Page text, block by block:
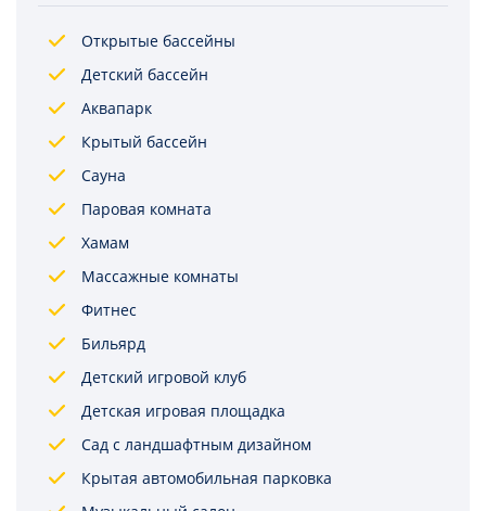
Открытые бассейны
Детский бассейн
Аквапарк
Крытый бассейн
Сауна
Паровая комната
Хамам
Массажные комнаты
Фитнес
Бильярд
Детский игровой клуб
Детская игровая площадка
Сад с ландшафтным дизайном
Крытая автомобильная парковка